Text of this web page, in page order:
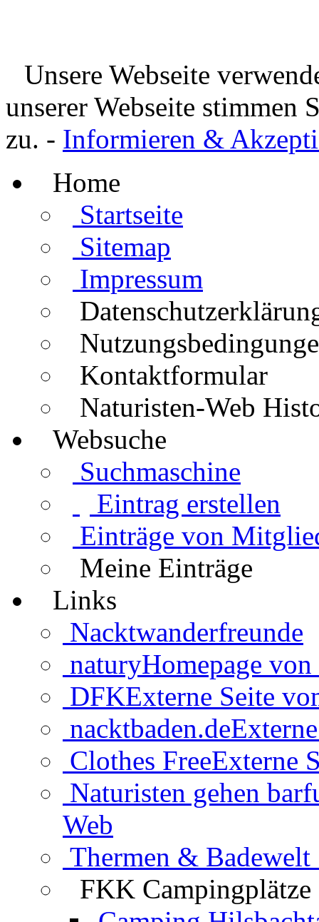
Unsere Webseite
unserer Webseite stimmen
zu. - Informieren &
Home
Startseite
Sitemap
Impressum
Kontaktformular
Naturisten-Web
Websuche
Suchmaschine
Eintrag erstellen
Einträge von
Meine Einträge
Links
Nacktwanderfreunde
naturyHomepage
DFKExterne Seite
nacktbaden.de
Clothes FreeExterne
Naturisten gehen
Web
Thermen & Badewelt
FKK Campingplätze